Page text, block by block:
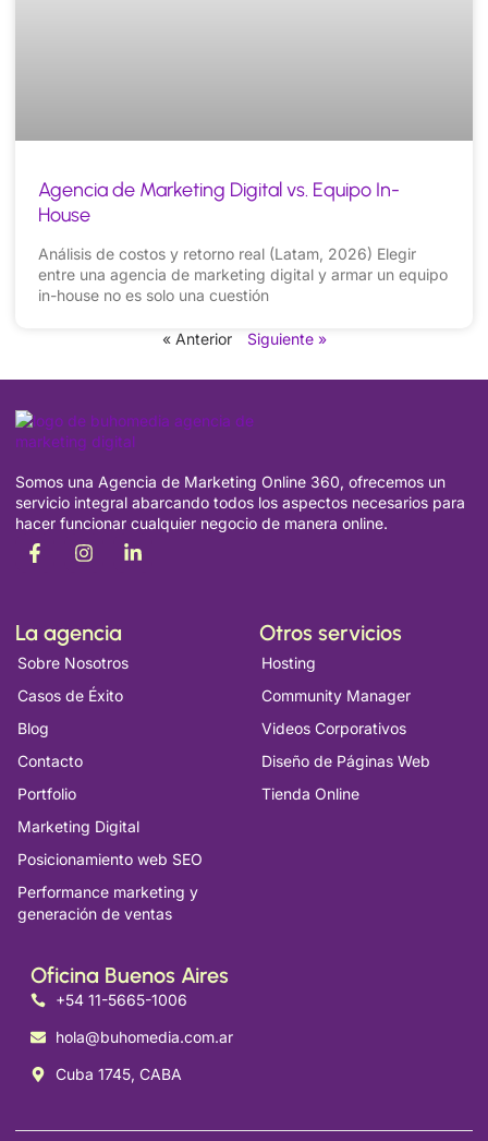
Agencia de Marketing Digital vs. Equipo In-
House
Análisis de costos y retorno real (Latam, 2026) Elegir
entre una agencia de marketing digital y armar un equipo
in-house no es solo una cuestión
« Anterior Siguiente »
Somos una Agencia de Marketing Online 360, ofrecemos un
servicio integral abarcando todos los aspectos necesarios para
hacer funcionar cualquier negocio de manera online.
La agencia
Sobre Nosotros
Casos de Éxito
Blog
Contacto
Portfolio
Marketing Digital
Posicionamiento web SEO
Performance marketing y
generación de ventas
Otros servicios
Hosting
Community Manager
Videos Corporativos
Diseño de Páginas Web
Tienda Online
Oficina Buenos Aires
+54 11-5665-1006
hola@buhomedia.com.ar
Cuba 1745, CABA